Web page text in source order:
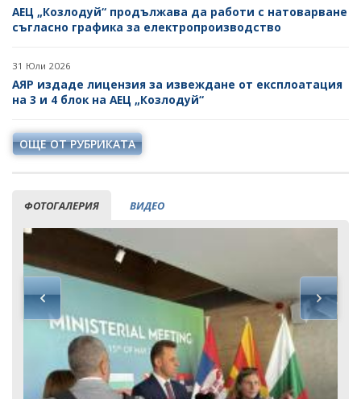
АЕЦ „Козлодуй“ продължава да работи с натоварване
съгласно графика за електропроизводство
31 Юли 2026
АЯР издаде лицензия за извеждане от експлоатация
на 3 и 4 блок на АЕЦ „Козлодуй“
ОЩЕ ОТ РУБРИКАТА
ФОТОГАЛЕРИЯ ВИДЕО